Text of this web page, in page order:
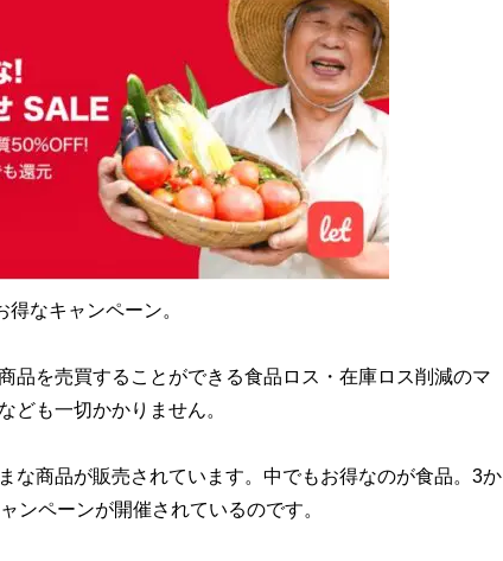
なキャンペーン。
を売買することができる食品ロス・在庫ロス削減のマ
ども一切かかりません。
商品が販売されています。中でもお得なのが食品。3か
ンペーンが開催されているのです。